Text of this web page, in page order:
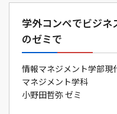
学外コンペでビジネ
のゼミで
情報マネジメント学部現
マネジメント学科
小野田哲弥 ゼミ